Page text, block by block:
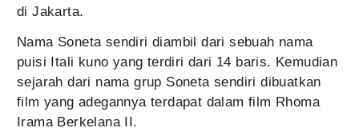
di Jakarta.
Nama Soneta sendiri diambil dari sebuah nama
puisi Itali kuno yang terdiri dari 14 baris. Kemudian
sejarah dari nama grup Soneta sendiri dibuatkan
film yang adegannya terdapat dalam film Rhoma
Irama Berkelana II.